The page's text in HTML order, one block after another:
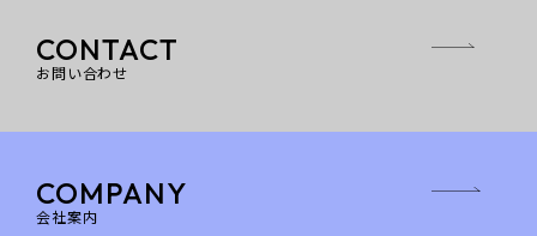
CONTACT
お問い合わせ
COMPANY
会社案内